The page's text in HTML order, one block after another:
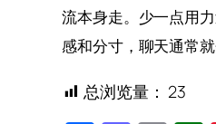
流本身走。少一点用
感和分寸，聊天通常就
总浏览量： 23